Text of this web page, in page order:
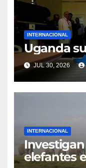
INTERNACIONAL
Uganda
JUL 30, 2026
INTERNACIONAL
Investigan
elefantes